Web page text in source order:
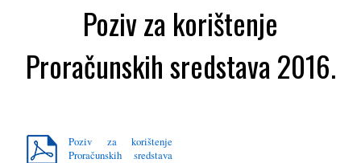
Poziv za korištenje
Proračunskih sredstava 2016.
Poziv za korištenje
Proračunskih sredstava